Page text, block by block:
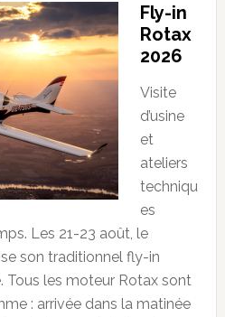
Fly-in
Rotax
2026
Visite
d’usine
et
ateliers
techniqu
es
Les 21-23 août, le
son traditionnel fly-in
Tous les moteur Rotax sont
: arrivée dans la matinée